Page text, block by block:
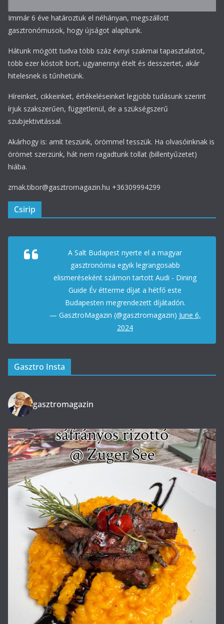
Immár 6 éve határoztuk el néhányan, megszállott
gasztronómusok, hogy újságot alapítunk.
Hátunk mögött tudva több száz évnyi szakmai tapasztalatot,
több ezer kóstolt bort, ugyanennyi ételt és desszertet, akár
hitelesnek is tűnhetünk.
Híreinket, cikkeinket, értékeléseinket legjobb tudásunk szerint
írjuk szakszerűen, függetlenül, de a szükségszerű
szubjektivitással.
Akárhogy is: amit teszünk, örömmel tesszük. Ha olvasóinknak is
örömet szerzünk, hát nem ragadtunk tollat (billentyűzetet)
hiába.
zmak.tibor@gasztromagazin.hu +36309994299
Csirip
A Salt Budapest nyerte el a magyar
gasztronómia egyik legrangosabb
elismeréseként számon tartott Audi - Dining
Guide Év étterme díjat a hétfő este
Budapesten megrendezett díjátadón.
— GasztroMagazin (@gasztromagazin) June 6,
2024
Gasztro Insta
gasztromagazin